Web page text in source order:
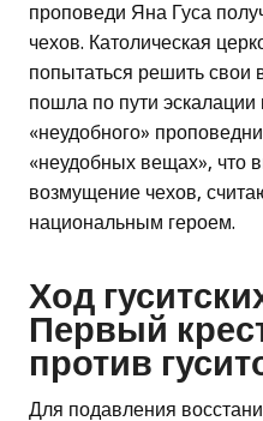
проповеди Яна Гуса
чехов. Католическая
попытаться решить свои
пошла по пути эскалации
«неудобного»
«неудобных вещах», что
возмущение чехов,
национальным героем.
Ход
Первый
против
Для подавления